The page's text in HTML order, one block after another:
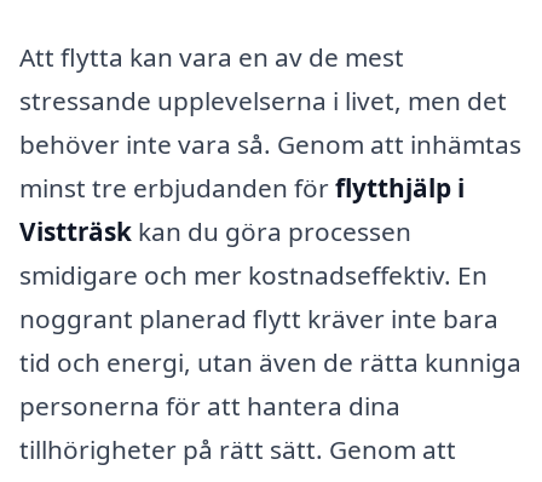
Att flytta kan vara en av de mest
stressande upplevelserna i livet, men det
behöver inte vara så. Genom att inhämtas
minst tre erbjudanden förflytthjälp i
Vistträsk kan du göra processen
smidigare och mer kostnadseffektiv. En
noggrant planerad flytt kräver inte bara
tid och energi, utan även de rätta kunniga
personerna för att hantera dina
tillhörigheter på rätt sätt. Genom att